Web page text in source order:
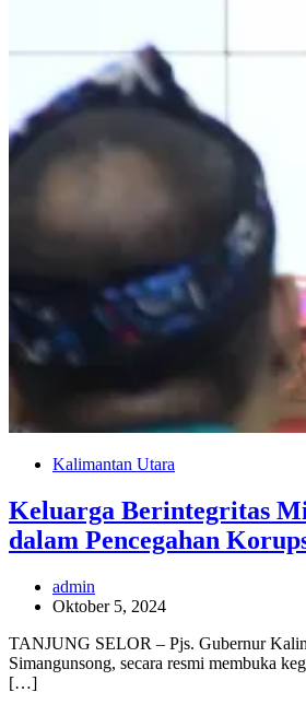
Kalimantan Utara
Keluarga Berintegritas
dalam Pencegahan
admin
Oktober 5, 2024
TANJUNG SELOR – Pjs. Gubernur
Simangunsong, secara resmi membuka
[…]